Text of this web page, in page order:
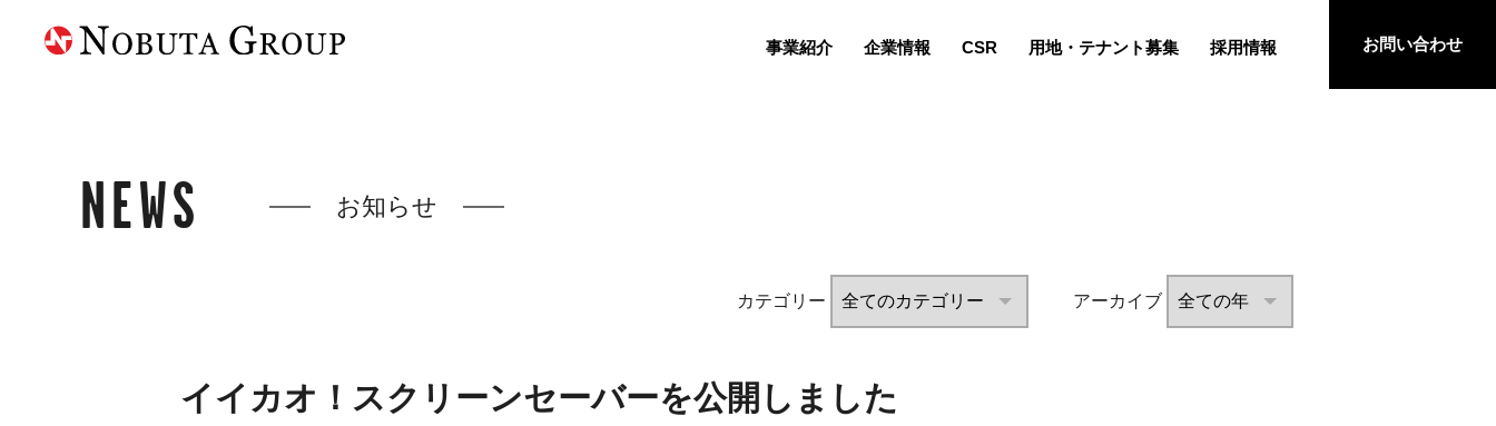
事業紹介 企業情報 CSR 用地・テナント募集 採用情報 お問い合わせ
NEWS お知らせ
カテゴリー アーカイブ
イイカオ！スクリーンセーバーを公開しました